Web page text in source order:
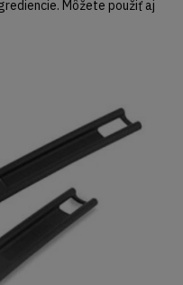
Môžete použiť aj